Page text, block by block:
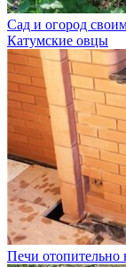
Сад и огород
Катумские овцы
Печи отопительно